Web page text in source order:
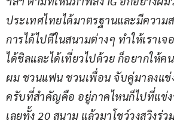
ประเทศไทยได้มาตรฐานและมีความ
การได้ไปตีในสนามต่างๆ ทำให้เราเ
ได้ชิลและได้เที่ยวไปด้วย ก็อยากให้
ผม ชวนแฟน ชวนเพื่อน จับคู่มาลงแข่
ครับที่สำคัญคือ อยู่ภาคไหนก็ไปที่แข่
เลยทั้ง 20 สนาม แล้วมาโชว์วงสวิงร่